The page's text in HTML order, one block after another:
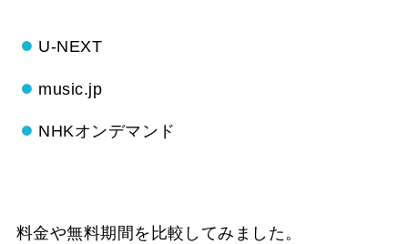
U-NEXT
music.jp
NHKオンデマンド
料金や無料期間を比較してみました。